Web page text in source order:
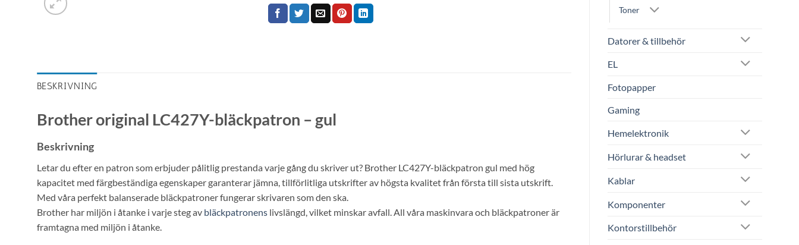
Toner
Datorer & tillbehör
EL
Fotopapper
Gaming
Hemelektronik
Hörlurar & headset
Kablar
Komponenter
Kontorstillbehör
BESKRIVNING
Brother original LC427Y-bläckpatron – gul
Beskrivning
Letar du efter en patron som erbjuder pålitlig prestanda varje gång du skriver ut? Brother LC427Y-bläckpatron gul med hög
kapacitet med färgbeständiga egenskaper garanterar jämna, tillförlitliga utskrifter av högsta kvalitet från första till sista utskrift.
Med våra perfekt balanserade bläckpatroner fungerar skrivaren som den ska.
Brother har miljön i åtanke i varje steg av bläckpatronens livslängd, vilket minskar avfall. All våra maskinvara och bläckpatroner är
framtagna med miljön i åtanke.